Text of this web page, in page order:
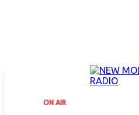
ON AIR